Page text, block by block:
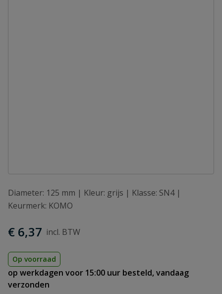
Diameter: 125 mm | Kleur: grijs | Klasse: SN4 |
Keurmerk: KOMO
€ 6,37
Op voorraad
op werkdagen voor 15:00 uur besteld, vandaag
verzonden